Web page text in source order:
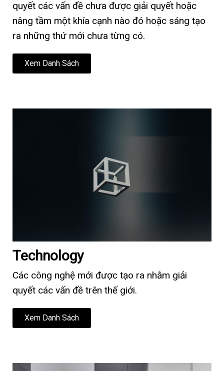
quyết các vấn đề chưa được giải quyết hoặc
nâng tầm một khía cạnh nào đó hoặc sáng tạo
ra những thứ mới chưa từng có.
Xem Danh Sách
Technology
Các công nghệ mới được tạo ra nhằm giải
quyết các vấn đề trên thế giới.
Xem Danh Sách